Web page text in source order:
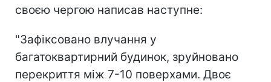
своєю чергою написав наступне:
"Зафіксовано влучання у
багатоквартирний будинок, зруйновано
перекриття між 7-10 поверхами. Двоє